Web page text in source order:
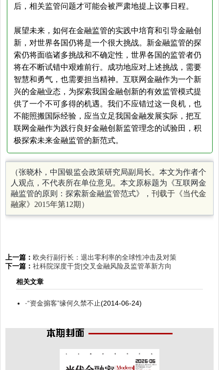
后，相关监管问题才可能会被严肃地提上议事日程。
展望未来，如何在金融监管的实践中培育和引导金融创
新，对世界各国仍将是一个很大挑战。新金融监管的探
索仍将面临诸多挑战和不确定性，世界各国的监管者仍
将在不断试错中艰难前行。成功地应对上述挑战，需要
智慧和勇气，也需要担当精神。互联网金融作为一个新
兴的金融业态，为探索我国金融创新的有效监管模式提
供了一个不可多得的机遇。 我们不应错过这一良机，也
不能照搬国际经验，应当立足我国金融发展实际，把互
联网金融作为践行良好金融创新监管理念的试验田，积
极探索未来金融监管的新范式。
（张晓朴，中国银监会政策研究局副局长。本文为作者个
人观点，不代表所在单位意见。本文原标题为《互联网金
融监管的原则：探索新金融监管范式》， 刊载于《当代金
融家》 2015年第12期 ）
上一篇： 欧央行副行长：退出零利率的全球性冲击及对策
下一篇： 社科院深度干货|交叉金融风险及监管革新方向
相关文章
·“资金掮客”缘何久禁不止(2014-06-24)